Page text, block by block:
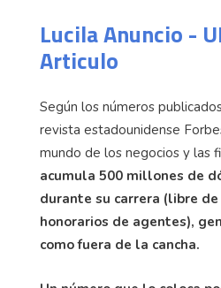
Lucila Anuncio -
Articulo
Según los números
revista estadounidense
mundo de los negocios y las
acumula 500 millones de
durante su carrera (libre
honorarios de agentes),
como fuera de la cancha.